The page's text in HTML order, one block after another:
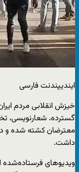
ایندیپندنت فارسی
خیزش انقلابی مردم
گسترده، شعارنویسی،
معترضان کشته شده و
داشت.
ویدیوهای فرستاده‌شده